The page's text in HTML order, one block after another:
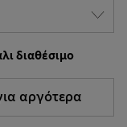
διαθέσιμο
αργότερα